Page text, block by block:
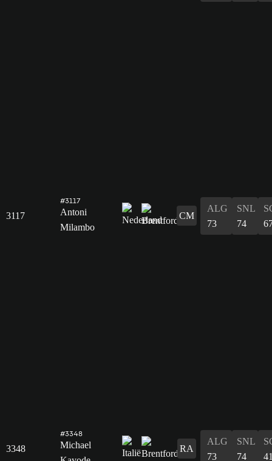
3117
#3117
Antoni
Milambo
CM
ALG
73
SNL
74
3348
#3348
Michael
RA
ALG
73
SNL
74